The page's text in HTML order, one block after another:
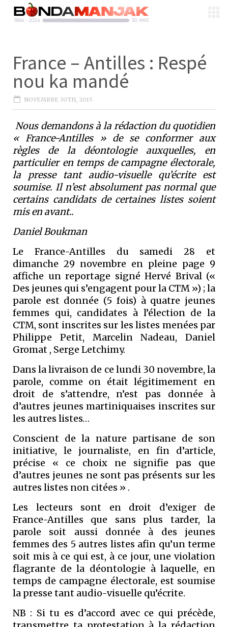
France – Antilles : Respé
nou ka mandé
NOVEMBRE 30TH, 2015
Nous demandons à la rédaction du quotidien
« France-Antilles » de se conformer aux
règles de la déontologie auxquelles, en
particulier en temps de campagne électorale,
la presse tant audio-visuelle qu’écrite est
soumise. Il n’est absolument pas normal que
certains candidats de certaines listes soient
mis en avant..
Daniel Boukman
Le France-Antilles du samedi 28 et
dimanche 29 novembre en pleine page 9
affiche un reportage signé Hervé Brival («
Des jeunes qui s’engagent pour la CTM ») ; la
parole est donnée (5 fois) à quatre jeunes
femmes qui, candidates à l’élection de la
CTM, sont inscrites sur les listes menées par
Philippe Petit, Marcelin Nadeau, Daniel
Gromat , Serge Letchimy.
Dans la livraison de ce lundi 30 novembre, la
parole, comme on était légitimement en
droit de s’attendre, n’est pas donnée à
d’autres jeunes martiniquaises inscrites sur
les autres listes…
Conscient de la nature partisane de son
initiative, le journaliste, en fin d’article,
précise « ce choix ne signifie pas que
d’autres jeunes ne sont pas présents sur les
autres listes non citées » .
Les lecteurs sont en droit d’exiger de
France-Antilles que sans plus tarder, la
parole soit aussi donnée à des jeunes
femmes des 5 autres listes afin qu’un terme
soit mis à ce qui est, à ce jour, une violation
flagrante de la déontologie à laquelle, en
temps de campagne électorale, est soumise
la presse tant audio-visuelle qu’écrite.
NB : Si tu es d’accord avec ce qui précède,